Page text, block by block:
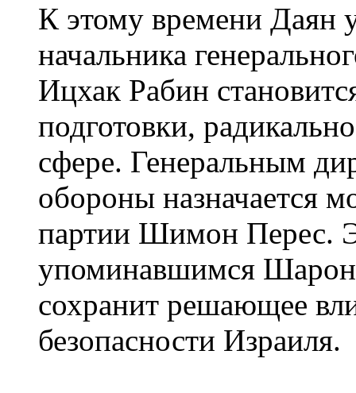
К этому времени Даян
начальника
Ицхак Рабин
подготовки,
сфере. Генеральным
обороны назначается
партии Шимон Перес.
упоминавшимся
сохранит решающее
безопасности Израиля.